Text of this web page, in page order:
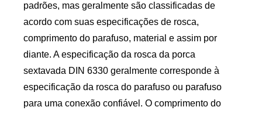
padrões, mas geralmente são classificadas de
acordo com suas especificações de rosca,
comprimento do parafuso, material e assim por
diante. A especificação da rosca da porca
sextavada DIN 6330 geralmente corresponde à
especificação da rosca do parafuso ou parafuso
para uma conexão confiável. O comprimento do